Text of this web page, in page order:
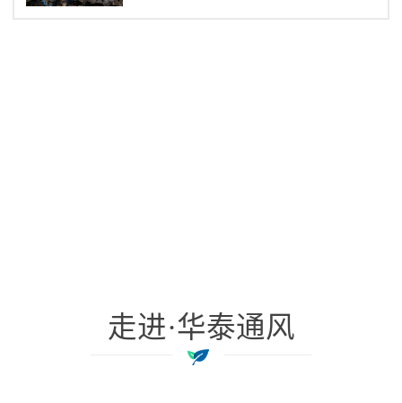
走进·华泰通风